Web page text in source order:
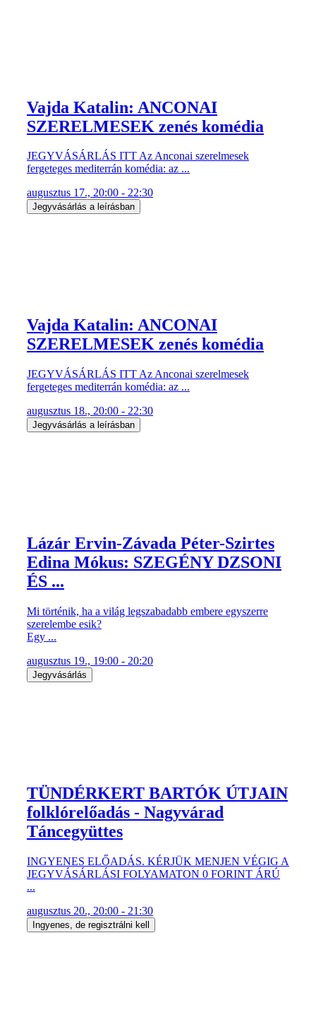
Vajda Katalin: ANCONAI
SZERELMESEK zenés komédia
JEGYVÁSÁRLÁS ITT Az Anconai szerelmesek
fergeteges mediterrán komédia: az ...
augusztus 17., 20:00 - 22:30
Jegyvásárlás a leírásban
Vajda Katalin: ANCONAI
SZERELMESEK zenés komédia
JEGYVÁSÁRLÁS ITT Az Anconai szerelmesek
fergeteges mediterrán komédia: az ...
augusztus 18., 20:00 - 22:30
Jegyvásárlás a leírásban
Lázár Ervin-Závada Péter-Szirtes
Edina Mókus: SZEGÉNY DZSONI
ÉS ...
Mi történik, ha a világ legszabadabb embere egyszerre
szerelembe esik?
Egy ...
augusztus 19., 19:00 - 20:20
Jegyvásárlás
TÜNDÉRKERT BARTÓK ÚTJAIN
folklórelőadás - Nagyvárad
Táncegyüttes
INGYENES ELŐADÁS. KÉRJÜK MENJEN VÉGIG A
JEGYVÁSÁRLÁSI FOLYAMATON 0 FORINT ÁRÚ
...
augusztus 20., 20:00 - 21:30
Ingyenes, de regisztrálni kell